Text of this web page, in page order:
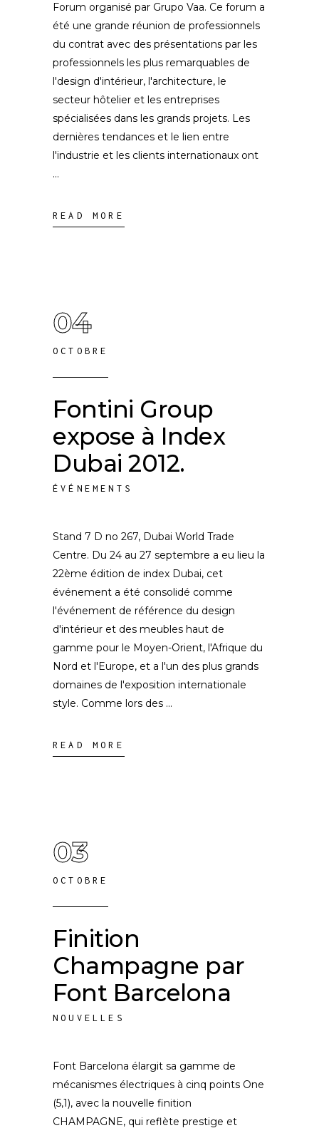
Forum organisé par Grupo Vaa. Ce forum a
été une grande réunion de professionnels
du contrat avec des présentations par les
professionnels les plus remarquables de
l'design d'intérieur, l'architecture, le
secteur hôtelier et les entreprises
spécialisées dans les grands projets. Les
dernières tendances et le lien entre
l'industrie et les clients internationaux ont
READ MORE
04
OCTOBRE
Fontini Group
expose à Index
Dubai 2012.
ÉVÉNEMENTS
Stand 7 D no 267, Dubai World Trade
Centre. Du 24 au 27 septembre a eu lieu la
22ème édition de index Dubai, cet
événement a été consolidé comme
l'événement de référence du design
d'intérieur et des meubles haut de
gamme pour le Moyen-Orient, l'Afrique du
Nord et l'Europe, et a l'un des plus grands
domaines de l'exposition internationale
style. Comme lors des
READ MORE
03
OCTOBRE
Finition
Champagne par
Font Barcelona
NOUVELLES
Font Barcelona élargit sa gamme de
mécanismes électriques à cinq points One
(5,1), avec la nouvelle finition
CHAMPAGNE, qui reflète prestige et